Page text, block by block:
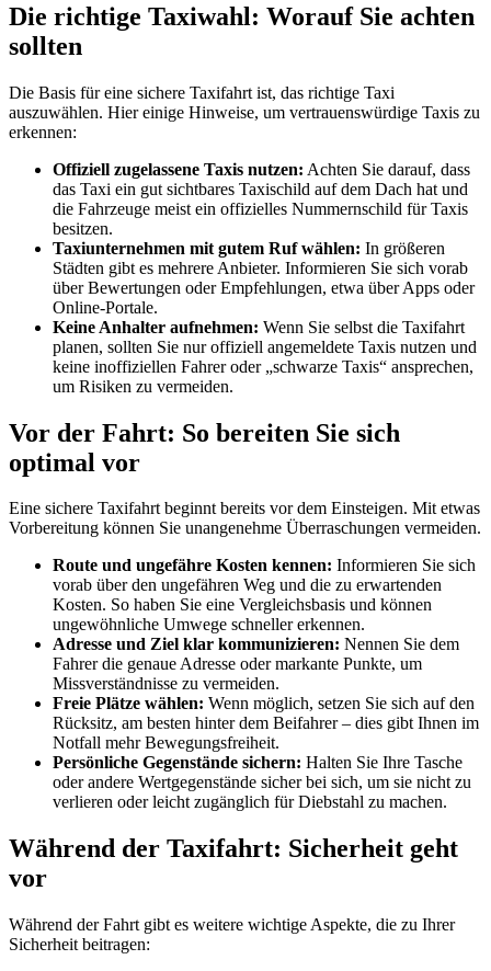
Die richtige Taxiwahl: Worauf Sie achten
sollten
Die Basis für eine sichere Taxifahrt ist, das richtige Taxi
auszuwählen. Hier einige Hinweise, um vertrauenswürdige Taxis zu
erkennen:
Offiziell zugelassene Taxis nutzen: Achten Sie darauf, dass
das Taxi ein gut sichtbares Taxischild auf dem Dach hat und
die Fahrzeuge meist ein offizielles Nummernschild für Taxis
besitzen.
Taxiunternehmen mit gutem Ruf wählen: In größeren
Städten gibt es mehrere Anbieter. Informieren Sie sich vorab
über Bewertungen oder Empfehlungen, etwa über Apps oder
Online-Portale.
Keine Anhalter aufnehmen: Wenn Sie selbst die Taxifahrt
planen, sollten Sie nur offiziell angemeldete Taxis nutzen und
keine inoffiziellen Fahrer oder „schwarze Taxis“ ansprechen,
um Risiken zu vermeiden.
Vor der Fahrt: So bereiten Sie sich
optimal vor
Eine sichere Taxifahrt beginnt bereits vor dem Einsteigen. Mit etwas
Vorbereitung können Sie unangenehme Überraschungen vermeiden.
Route und ungefähre Kosten kennen: Informieren Sie sich
vorab über den ungefähren Weg und die zu erwartenden
Kosten. So haben Sie eine Vergleichsbasis und können
ungewöhnliche Umwege schneller erkennen.
Adresse und Ziel klar kommunizieren: Nennen Sie dem
Fahrer die genaue Adresse oder markante Punkte, um
Missverständnisse zu vermeiden.
Freie Plätze wählen: Wenn möglich, setzen Sie sich auf den
Rücksitz, am besten hinter dem Beifahrer – dies gibt Ihnen im
Notfall mehr Bewegungsfreiheit.
Persönliche Gegenstände sichern: Halten Sie Ihre Tasche
oder andere Wertgegenstände sicher bei sich, um sie nicht zu
verlieren oder leicht zugänglich für Diebstahl zu machen.
Während der Taxifahrt: Sicherheit geht
vor
Während der Fahrt gibt es weitere wichtige Aspekte, die zu Ihrer
Sicherheit beitragen: